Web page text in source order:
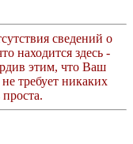
сведений о
находится здесь -
этим, что Ваш
требует никаких